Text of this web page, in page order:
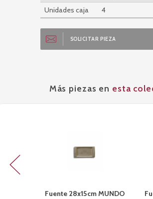
Unidades caja
4
SOLICITAR PIEZA
Más piezas en esta
Fuente 28x15cm MUNDO